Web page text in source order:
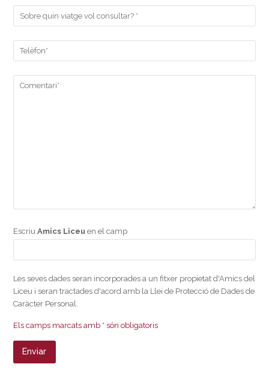
EscriuAmics Liceu en el camp
Les seves dades seran incorporades a un fitxer propietat d'Amics del
Liceu i seran tractades d'acord amb la Llei de Protecció de Dades de
Caràcter Personal.
Els camps marcats amb * són obligatoris